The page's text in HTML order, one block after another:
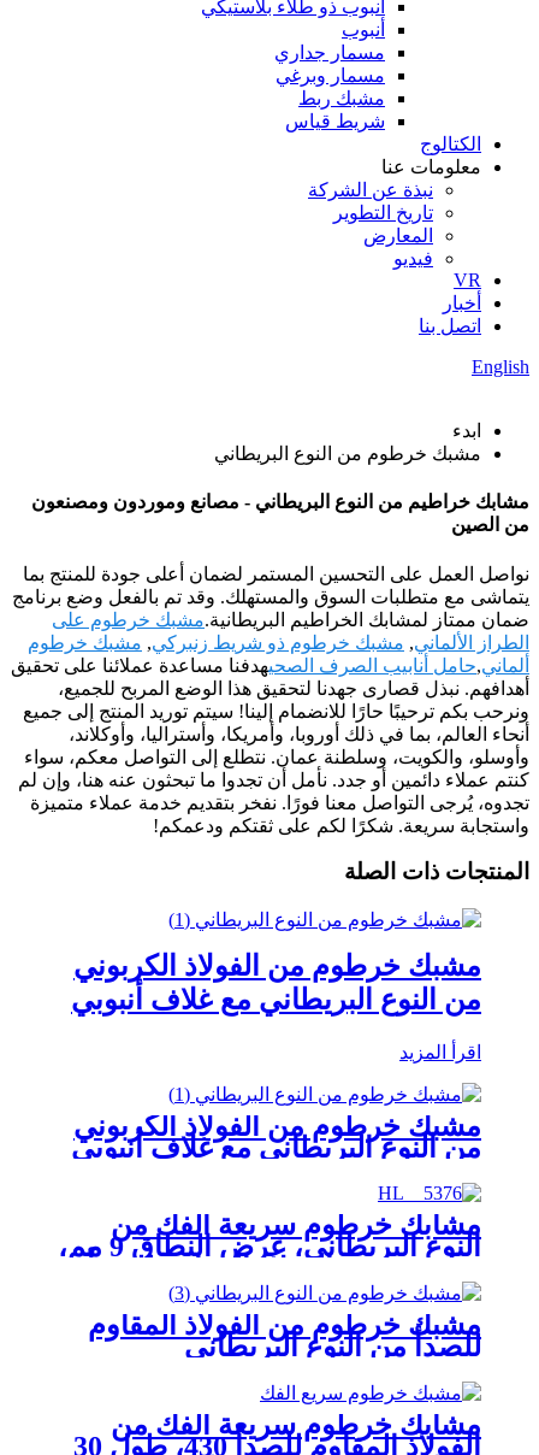
أنبوب ذو طلاء بلاستيكي
أنبوب
مسمار جداري
مسمار وبرغي
مشبك ربط
شريط قياس
الكتالوج
معلومات عنا
نبذة عن الشركة
تاريخ التطوير
المعارض
فيديو
VR
أخبار
اتصل بنا
English
ابدء
مشبك خرطوم من النوع البريطاني
مشابك خراطيم من النوع البريطاني - مصانع وموردون ومصنعون
من الصين
نواصل العمل على التحسين المستمر لضمان أعلى جودة للمنتج بما
يتماشى مع متطلبات السوق والمستهلك. وقد تم بالفعل وضع برنامج
ضمان ممتاز لمشابك الخراطيم البريطانية.مشبك خرطوم على
الطراز الألماني, مشبك خرطوم ذو شريط زنبركي, مشبك خرطوم
ألماني,حامل أنابيب الصرف الصحيهدفنا مساعدة عملائنا على تحقيق
أهدافهم. نبذل قصارى جهدنا لتحقيق هذا الوضع المربح للجميع،
ونرحب بكم ترحيبًا حارًا للانضمام إلينا! سيتم توريد المنتج إلى جميع
أنحاء العالم، بما في ذلك أوروبا، وأمريكا، وأستراليا، وأوكلاند،
وأوسلو، والكويت، وسلطنة عمان. نتطلع إلى التواصل معكم، سواء
كنتم عملاء دائمين أو جدد. نأمل أن تجدوا ما تبحثون عنه هنا، وإن لم
تجدوه، يُرجى التواصل معنا فورًا. نفخر بتقديم خدمة عملاء متميزة
واستجابة سريعة. شكرًا لكم على ثقتكم ودعمكم!
المنتجات ذات الصلة
مشبك خرطوم من الفولاذ الكربوني
من النوع البريطاني مع غلاف أنبوبي
اقرأ المزيد
مشبك خرطوم من الفولاذ الكربوني
من النوع البريطاني مع غلاف أنبوبي
مشابك خرطوم سريعة الفك من
النوع البريطاني، عرض النطاق 9 مم،
مصنوعة من الفولاذ المقاوم للصدأ
430، يمكنك تركيبها بنفسك
مشبك خرطوم من الفولاذ المقاوم
للصدأ من النوع البريطاني
مشابك خرطوم سريعة الفك من
الفولاذ المقاوم للصدأ 430، طول 30